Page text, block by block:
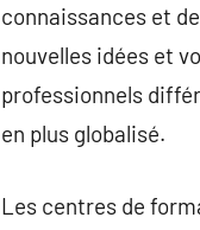
connaissances et
nouvelles idées et
professionnels
en plus globalisé.
Les centres de